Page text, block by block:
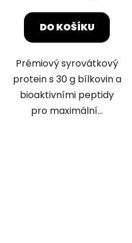
DO KOŠÍKU
Prémiový syrovátkový
protein s 30 g bílkovin a
bioaktivními peptidy
pro maximální...